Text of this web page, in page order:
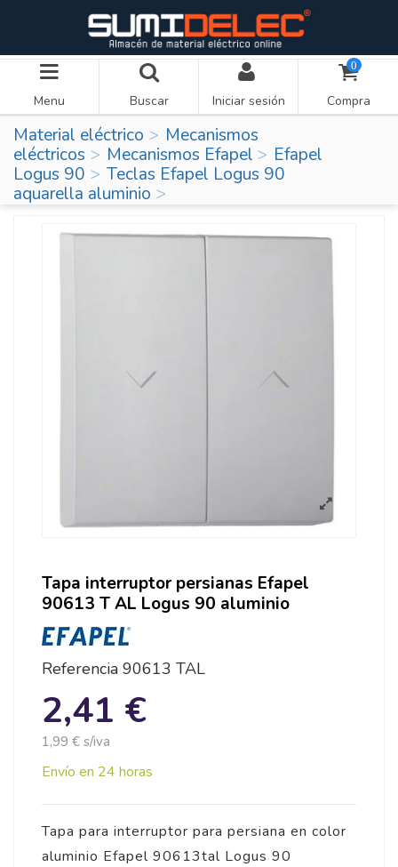
Menu Buscar Iniciar sesión
0
Compra
Material eléctrico
Mecanismos
eléctricos
Mecanismos Efapel
Efapel
Logus 90
Teclas Efapel Logus 90
aquarella aluminio
Tapa interruptor persianas Efapel
90613 T AL Logus 90 aluminio
Referencia 90613 TAL
2,41 €
1,99 € s/iva
Envío en 24 horas
Tapa para interruptor para persiana en color
aluminio Efapel 90613tal Logus 90